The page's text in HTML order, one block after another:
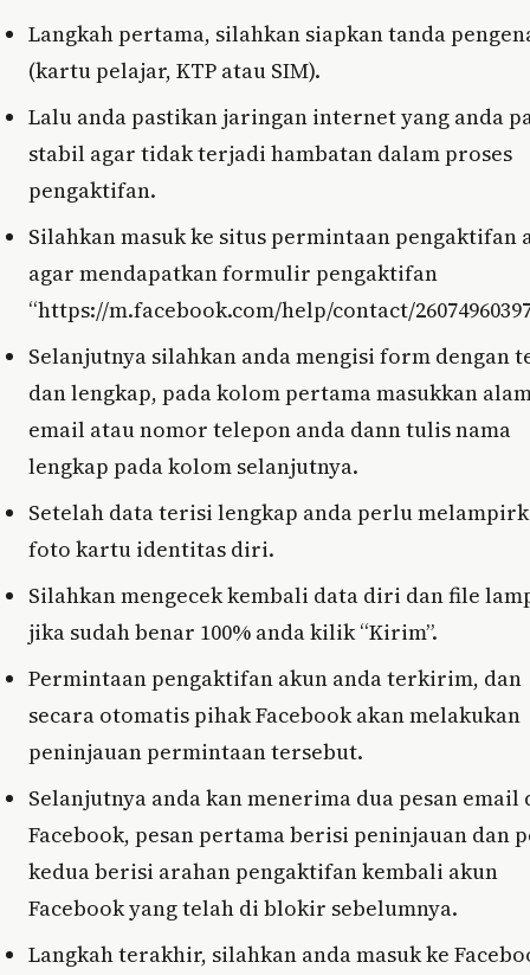
Langkah pertama, silahkan siapkan tanda
(kartu pelajar, KTP atau SIM).
Lalu anda pastikan jaringan internet yang anda
stabil agar tidak terjadi hambatan dalam proses
pengaktifan.
Silahkan masuk ke situs permintaan pengaktifan
agar mendapatkan formulir pengaktifan
“https://m.facebook.com/help/contact/
Selanjutnya silahkan anda mengisi form dengan
dan lengkap, pada kolom pertama masukkan
email atau nomor telepon anda dann tulis nama
lengkap pada kolom selanjutnya.
Setelah data terisi lengkap anda perlu
foto kartu identitas diri.
Silahkan mengecek kembali data diri dan file
jika sudah benar 100% anda kilik “Kirim”.
Permintaan pengaktifan akun anda terkirim, dan
secara otomatis pihak Facebook akan melakukan
peninjauan permintaan tersebut.
Selanjutnya anda kan menerima dua pesan email
Facebook, pesan pertama berisi peninjauan dan
kedua berisi arahan pengaktifan kembali akun
Facebook yang telah di blokir sebelumnya.
Langkah terakhir, silahkan anda masuk ke